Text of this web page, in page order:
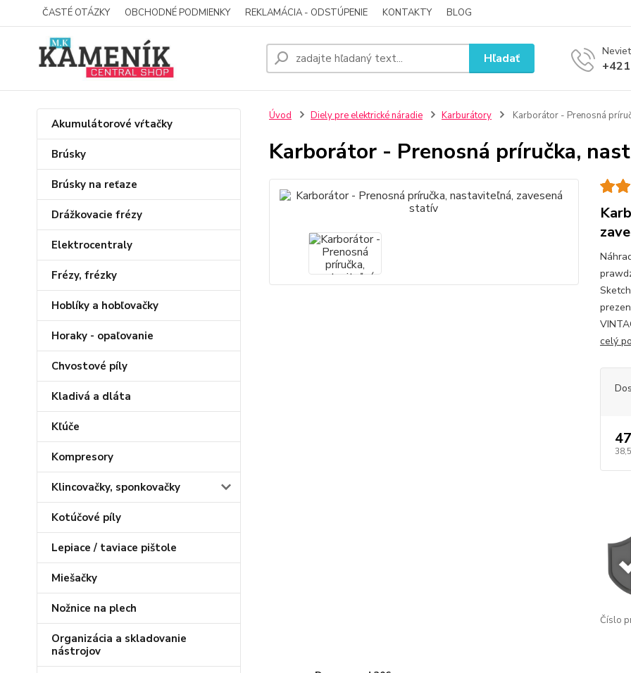
ČASTÉ OTÁZKY OBCHODNÉ PODMIENKY REKLAMÁCIA - ODSTÚPENIE KONTAKTY BLOG
Hľadať
Akumulátorové vŕtačky
Brúsky
Brúsky na reťaze
Drážkovacie frézy
Elektrocentraly
Frézy, frézky
Hoblíky a hobľovačky
Horaky - opaľovanie
Chvostové píly
Kladivá a dláta
Kľúče
Kompresory
Klincovačky, sponkovačky
Kotúčové píly
Lepiace / taviace pištole
Miešačky
Nožnice na plech
Organizácia a skladovanie
nástrojov
Úvod Diely pre elektrické náradie Karburátory Karborátor - Prenosná
Karborátor - Prenosná príručka,
celý
Číslo